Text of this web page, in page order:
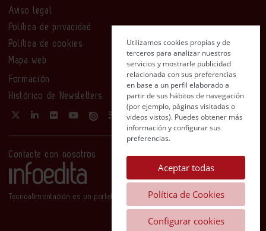
Aviso legal
Política de privacidad
Política de cookies
Mapa web
Formación
Histórico de Newsletters
Contacte con nosotros
Tecnoalimentación es un portal de Infoedita
Utilizamos cookies propias y de
terceros para analizar nuestros
servicios y mostrarle publicidad
relacionada con sus preferencias
en base a un perfil elaborado a
partir de sus hábitos de navegación
(por ejemplo, páginas visitadas o
videos vistos). Puedes obtener más
información y configurar sus
preferencias.
Aceptar todas
Política de Cookies
Configurar cookies